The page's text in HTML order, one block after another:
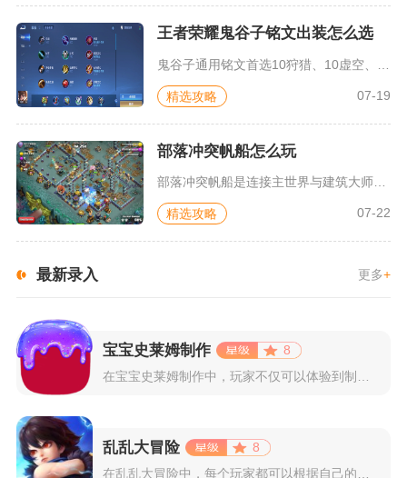
王者荣耀鬼谷子铭文出装怎么选
精选攻略 07-19
部落冲突帆船怎么玩
部落冲突帆船是连接主世界与建筑大师基地的交通载体，大本营达到...
精选攻略 07-22
最新录入 更多+
宝宝史莱姆制作
8
在宝宝史莱姆制作中，玩家不仅可以体验到制作史莱姆的乐趣，还能...
乱乱大冒险
8